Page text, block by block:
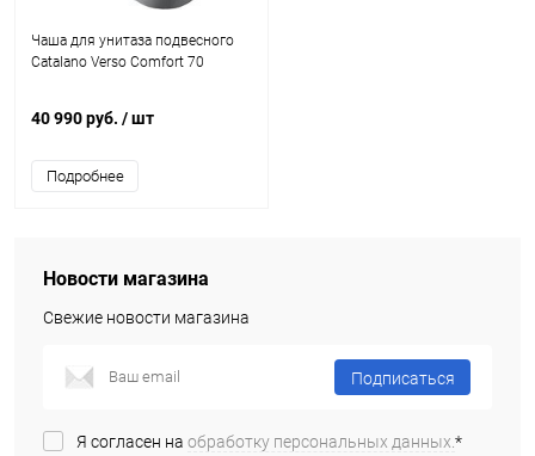
Чаша для унитаза подвесного
Catalano Verso Comfort 70
40 990 руб. / шт
Подробнее
Новости магазина
Свежие новости магазина
Подписаться
Я согласен на обработку персональных данных.*